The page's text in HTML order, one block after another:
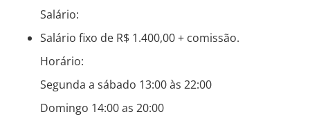
Salário:
Salário fixo de R$ 1.400,00 + comissão.
Horário:
Segunda a sábado 13:00 às 22:00
Domingo 14:00 as 20:00